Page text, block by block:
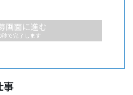
画面に進む
秒で完了します
事